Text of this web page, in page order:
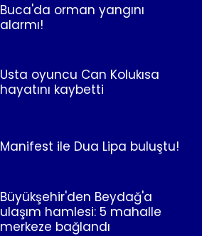
Buca'da orman yangını
alarmı!
Usta oyuncu Can Kolukısa
hayatını kaybetti
Manifest ile Dua Lipa buluştu!
Büyükşehir'den Beydağ'a
ulaşım hamlesi: 5 mahalle
merkeze bağlandı